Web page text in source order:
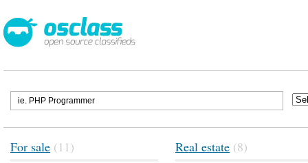
For sale (11) Real estate (8)